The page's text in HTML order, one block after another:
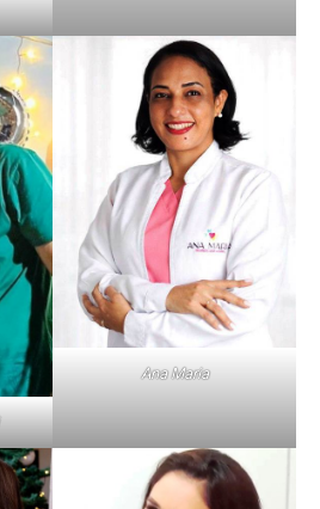
Ana Maria